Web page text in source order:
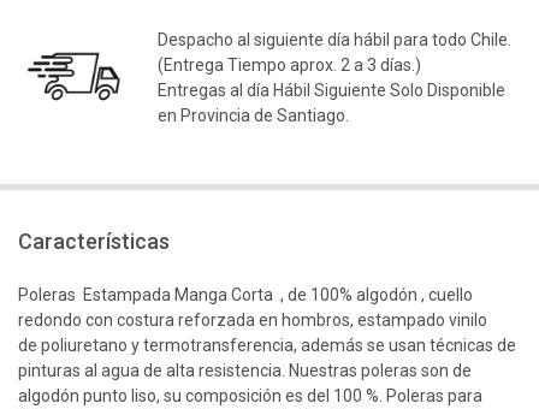
Despacho al siguiente día hábil para todo Chile.
(Entrega Tiempo aprox. 2 a 3 días.)
Entregas al día Hábil Siguiente Solo Disponible
en Provincia de Santiago.
Características
Poleras Estampada Manga Corta , de 100% algodón , cuello
redondo con costura reforzada en hombros, estampado vinilo
de poliuretano y termotransferencia, además se usan técnicas de
pinturas al agua de alta resistencia. Nuestras poleras son de
algodón punto liso, su composición es del 100 %. Poleras para